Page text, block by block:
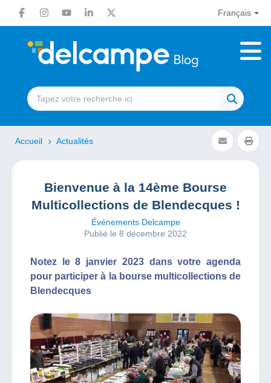
Français
Accueil Actualités
Bienvenue à la 14ème Bourse
Multicollections de Blendecques !
Événements Delcampe
Publié le 8 décembre 2022
Notez le 8 janvier 2023 dans votre agenda
pour participer à la bourse multicollections de
Blendecques